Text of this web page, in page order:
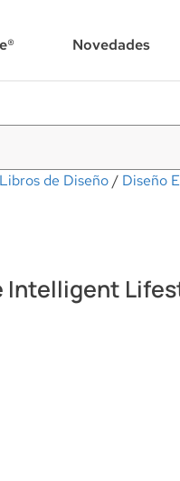
Novedades
Libros de Diseño / Diseño
Intelligent